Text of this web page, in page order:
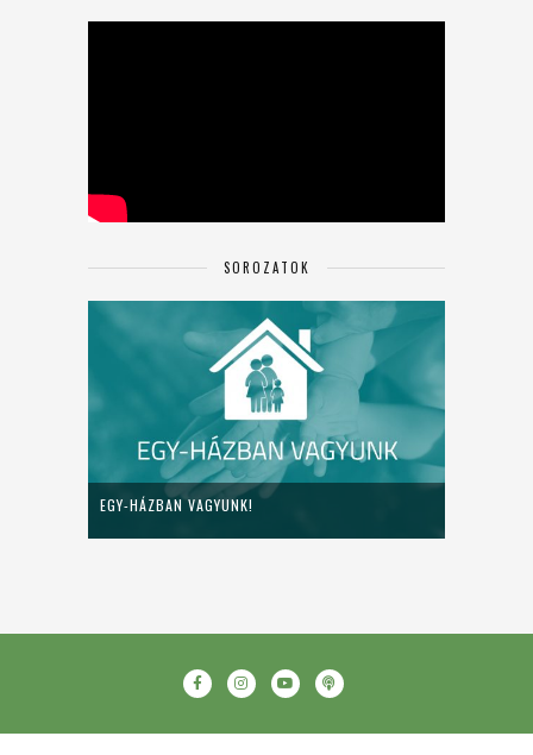
SOROZATOK
EGY-HÁZBAN VAGYUNK!